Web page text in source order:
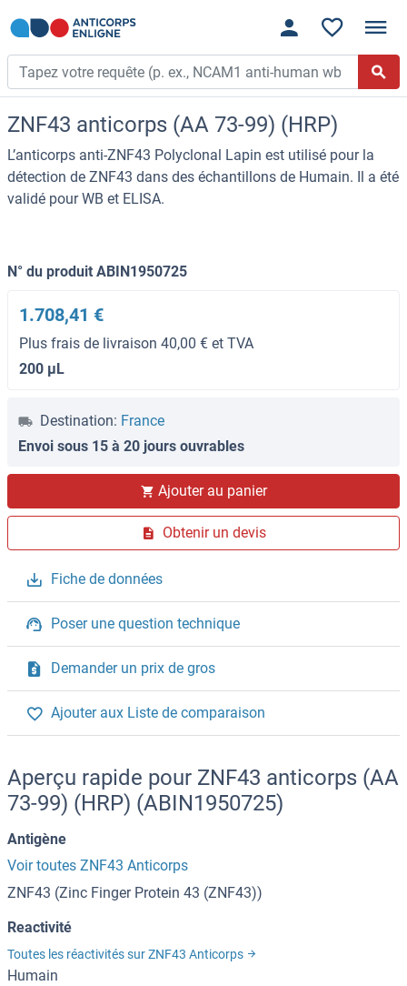
ZNF43 anticorps (AA 73-99) (HRP)
L’anticorps anti-ZNF43 Polyclonal Lapin est utilisé pour la
détection de ZNF43 dans des échantillons de Humain. Il a été
validé pour WB et ELISA.
N° du produit ABIN1950725
1.708,41 €
Plus frais de livraison 40,00 € et TVA
200 μL
Destination: France
Envoi sous 15 à 20 jours ouvrables
Ajouter au panier
Obtenir un devis
Fiche de données
Poser une question technique
Demander un prix de gros
Ajouter aux Liste de comparaison
Aperçu rapide pour ZNF43 anticorps (AA
73-99) (HRP) (ABIN1950725)
Antigène
Voir toutes ZNF43 Anticorps
ZNF43 (Zinc Finger Protein 43 (ZNF43))
Reactivité
Toutes les réactivités sur ZNF43 Anticorps
Humain